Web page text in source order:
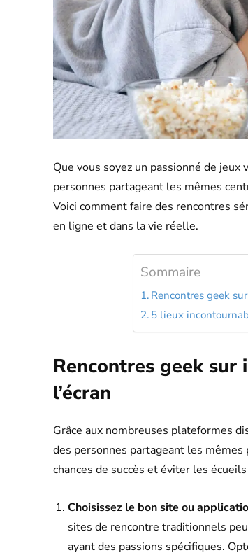
Que vous soyez un passionné de
personnes partageant les mêmes
Voici comment faire des rencontres
en ligne et dans la vie réelle.
Sommaire
Rencontres geek
5 lieux
Rencontres geek
l’écran
Grâce aux nombreuses plateformes
des personnes partageant les
chances de succès et éviter les
Choisissez le bon site ou
sites de rencontre traditionnels
ayant des passions spécifiques.